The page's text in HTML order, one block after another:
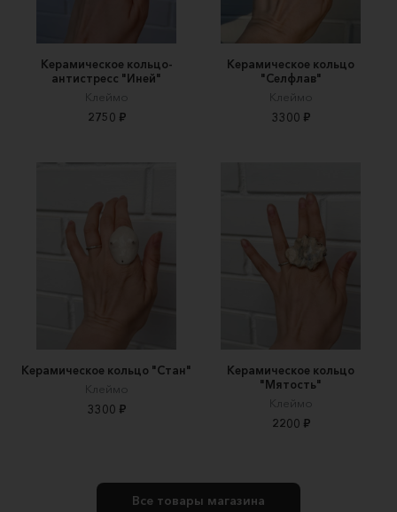
Керамическое кольцо-
антистресс "Иней"
Клеймо
2750 ₽
Керамическое кольцо
"Селфлав"
Клеймо
3300 ₽
Керамическое кольцо "Стан"
Клеймо
3300 ₽
Керамическое кольцо
"Мятость"
Клеймо
2200 ₽
Все товары магазина